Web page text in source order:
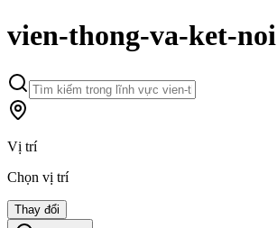
vien-thong-va-ket-noi
Vị trí
Chọn vị trí
Thay đổi